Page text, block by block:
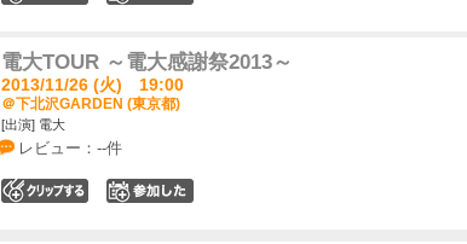
電大TOUR ～電大感謝祭2013～
2013/11/26 (火) 19:00
＠下北沢GARDEN (東京都)
[出演] 電大
レビュー：--件